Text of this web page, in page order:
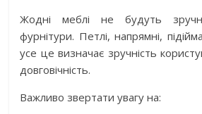
Жодні меблі не будуть
фурнітури. Петлі, напрямні,
усе це визначає зручність
довговічність.
Важливо звертати увагу на: